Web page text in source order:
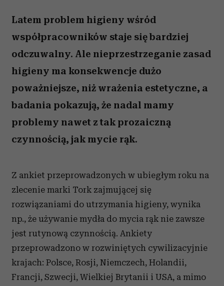
Latem problem higieny wśród
współpracowników staje się bardziej
odczuwalny. Ale nieprzestrzeganie zasad
higieny ma konsekwencje dużo
poważniejsze, niż wrażenia estetyczne, a
badania pokazują, że nadal mamy
problemy nawet z tak prozaiczną
czynnością, jak mycie rąk.
Z ankiet przeprowadzonych w ubiegłym roku na
zlecenie marki Tork zajmującej się
rozwiązaniami do utrzymania higieny, wynika
np., że używanie mydła do mycia rąk nie zawsze
jest rutynową czynnością. Ankiety
przeprowadzono w rozwiniętych cywilizacyjnie
krajach: Polsce, Rosji, Niemczech, Holandii,
Francji, Szwecji, Wielkiej Brytanii i USA, a mimo